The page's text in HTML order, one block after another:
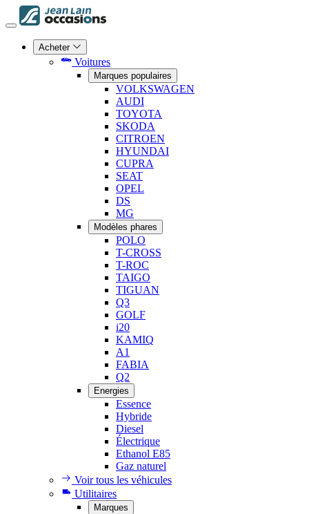
Acheter
Voitures
Marques populaires
VOLKSWAGEN
AUDI
TOYOTA
SKODA
CITROEN
HYUNDAI
CUPRA
SEAT
OPEL
DS
MG
Modèles phares
POLO
T-CROSS
T-ROC
TAIGO
TIGUAN
Q3
GOLF
i20
KAMIQ
A1
FABIA
Q2
Energies
Essence
Hybride
Diesel
Électrique
Ethanol E85
Gaz naturel
Voir tous les véhicules
Utilitaires
Marques